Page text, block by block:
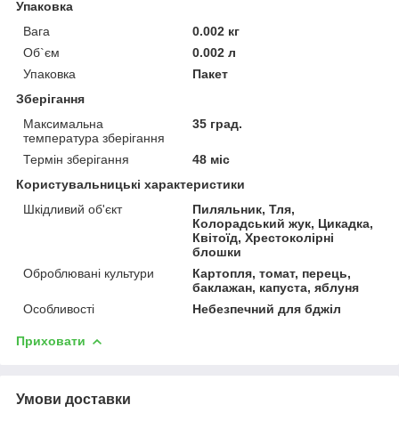
Упаковка
Вага
0.002 кг
Об`єм
0.002 л
Упаковка
Пакет
Зберігання
Максимальна
температура зберігання
35 град.
Термін зберігання
48 міс
Користувальницькі характеристики
Шкідливий об'єкт
Пиляльник, Тля,
Колорадський жук, Цикадка,
Квітоїд, Хрестоколірні
блошки
Оброблювані культури
Картопля, томат, перець,
баклажан, капуста, яблуня
Особливості
Небезпечний для бджіл
Приховати
Умови доставки